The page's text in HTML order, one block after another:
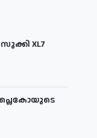
XL7